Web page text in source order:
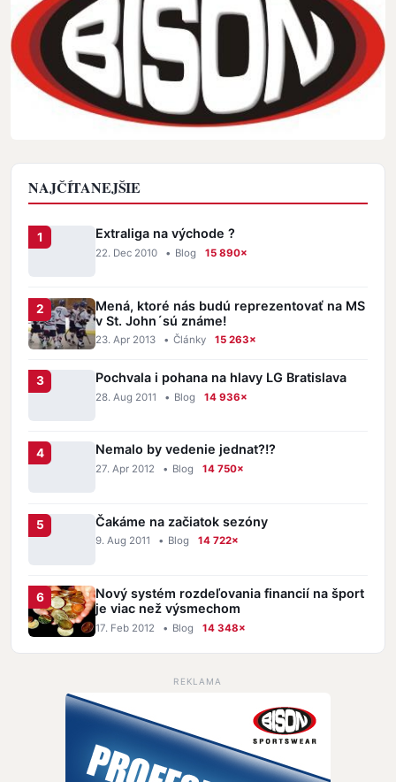
NAJČÍTANEJŠIE
Extraliga na východe ?
22. Dec 2010 • Blog 15 890×
Mená, ktoré nás budú reprezentovať na MS
v St. John´sú známe!
23. Apr 2013 • Články 15 263×
Pochvala i pohana na hlavy LG Bratislava
28. Aug 2011 • Blog 14 936×
Nemalo by vedenie jednat?!?
27. Apr 2012 • Blog 14 750×
Čakáme na začiatok sezóny
9. Aug 2011 • Blog 14 722×
Nový systém rozdeľovania financií na šport
je viac než výsmechom
17. Feb 2012 • Blog 14 348×
REKLAMA